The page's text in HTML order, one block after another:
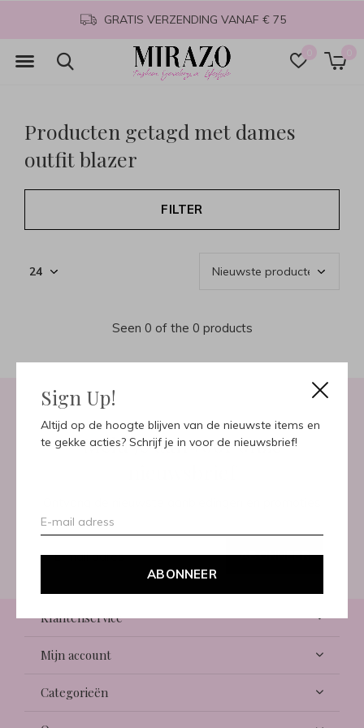
Sign Up!
Altijd op de hoogte blijven van de nieuwste items en
te gekke acties? Schrijf je in voor de nieuwsbrief!
ABONNEER
0 0
GRATIS VERZENDING VANAF € 75
Producten getagd met dames
outfit blazer
FILTER
Seen 0 of the 0 products
Meld je aan voor onze
ABONNEER
Klantenservice
Mijn account
Categorieën